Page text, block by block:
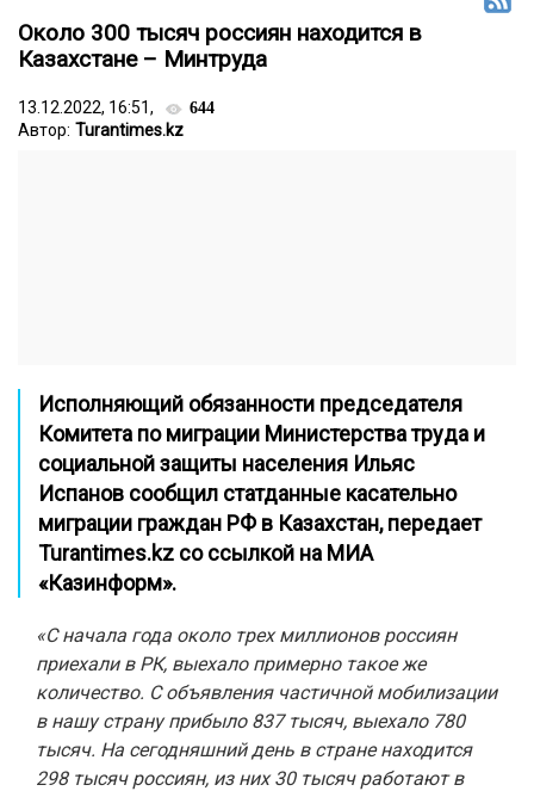
Около 300 тысяч россиян находится в
Казахстане – Минтруда
13.12.2022, 16:51, 644
Автор: Turantimes.kz
Исполняющий обязанности председателя
Комитета по миграции Министерства труда и
социальной защиты населения Ильяс
Испанов сообщил статданные касательно
миграции граждан РФ в Казахстан, передает
Turantimes.kz со ссылкой на МИА
«Казинформ».
«С начала года около трех миллионов россиян
приехали в РК, выехало примерно такое же
количество. С объявления частичной мобилизации
в нашу страну прибыло 837 тысяч, выехало 780
тысяч. На сегодняшний день в стране находится
298 тысяч россиян, из них 30 тысяч работают в